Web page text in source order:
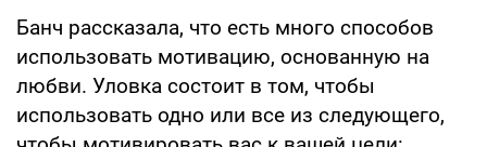
Банч рассказала, что есть много способов
использовать мотивацию, основанную на
любви. Уловка состоит в том, чтобы
использовать одно или все из следующего,